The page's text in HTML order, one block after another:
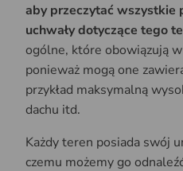
aby przeczytać wszystkie
uchwały dotyczące tego
ogólne, które obowiązują w
ponieważ mogą one
przykład maksymalną
dachu itd.
Każdy teren posiada swój
czemu możemy go